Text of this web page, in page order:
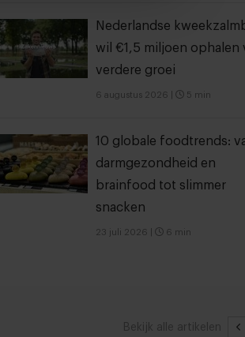
Nederlandse
wil €1,5 miljoen ophalen
verdere groei
6 augustus 2026 5 min
10 globale foodtrends:
darmgezondheid en
brainfood tot slimmer
snacken
23 juli 2026 6 min
Bekijk alle artikelen